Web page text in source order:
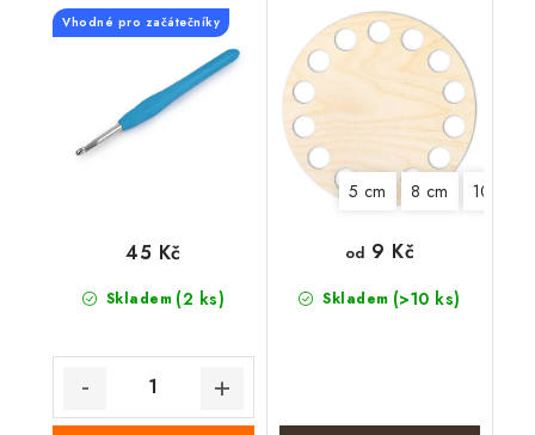
Vhodné pro začátečníky
Skladem (2 ks)
45 Kč
5 cm 8 cm 10 cm
Skladem (>10 ks)
od 9 Kč